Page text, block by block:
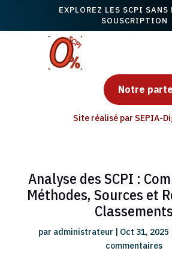
EXPLOREZ LES SCPI SANS
SOUSCRIPTION
Notre
Site réalisé par SEPIA-
Analyse des SCPI :
Méthodes, Sources et
Classements
par administrateur | Oct 31, 2025
commentaires